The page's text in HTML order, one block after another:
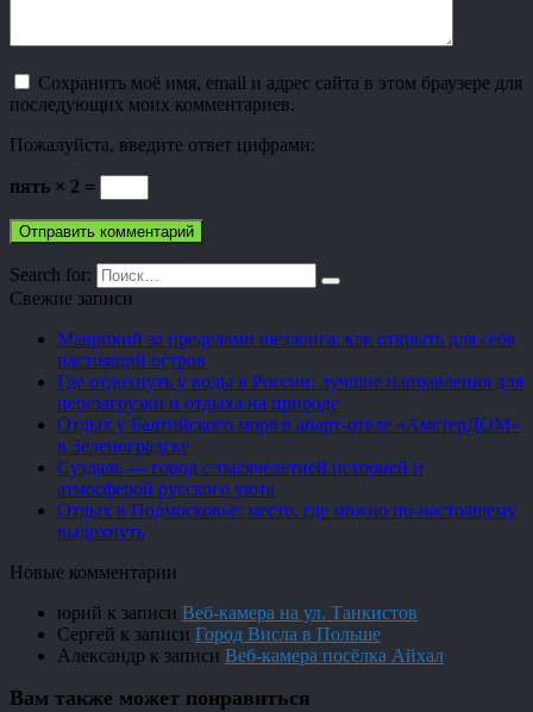
Сохранить моё имя, email и адрес сайта в этом браузере для
последующих моих комментариев.
Пожалуйста, введите ответ цифрами:
пять × 2 =
Search for:
Свежие записи
Маврикий за пределами шезлонга: как открыть для себя
настоящий остров
Где отдохнуть у воды в России: лучшие направления для
перезагрузки и отдыха на природе
Отдых у Балтийского моря в апарт-отеле «АмстерДОМ»
в Зеленоградске
Суздаль — город с тысячелетней историей и
атмосферой русского уюта
Отдых в Подмосковье: место, где можно по-настоящему
выдохнуть
Новые комментарии
юрий к записи Веб-камера на ул. Танкистов
Сергей к записи Город Висла в Польше
Александр к записи Веб-камера посёлка Айхал
Вам также может понравиться